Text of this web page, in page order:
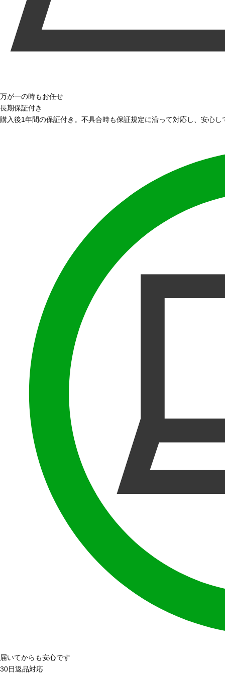
万が一の時もお任せ
長期保証付き
購入後1年間の保証付き。不具合時も保証規定に沿って対応し、安心
届いてからも安心です
30日返品対応